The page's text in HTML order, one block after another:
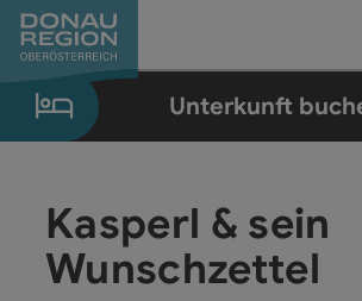
Zum Inhalt
Zur Navigation
Zum Seitenanfang
Zur Kontaktseite
Zum Impressum
Zur Startseite
Unterkunft
Kasperl & sein
Wunschzettel